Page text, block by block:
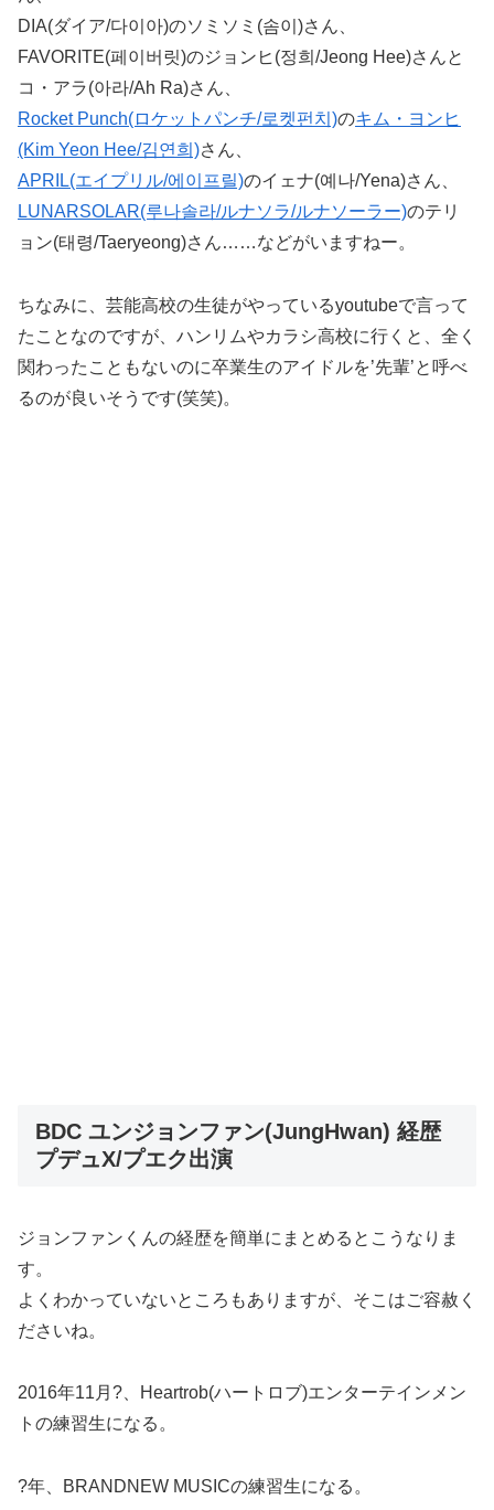
DIA(ダイア/다이아)のソミソミ(솜이)さん、
FAVORITE(페이버릿)のジョンヒ(정희/Jeong Hee)さんと
コ・アラ(아라/Ah Ra)さん、
Rocket Punch(ロケットパンチ/로켓펀치)のキム・ヨンヒ
(Kim Yeon Hee/김연희)さん、
APRIL(エイプリル/에이프릴)のイェナ(예나/Yena)さん、
LUNARSOLAR(루나솔라/ルナソラ/ルナソーラー)のテリ
ョン(태령/Taeryeong)さん……などがいますねー。
ちなみに、芸能高校の生徒がやっているyoutubeで言って
たことなのですが、ハンリムやカラシ高校に行くと、全く
関わったこともないのに卒業生のアイドルを’先輩’と呼べ
るのが良いそうです(笑笑)。
BDC ユンジョンファン(JungHwan) 経歴
プデュX/プエク出演
ジョンファンくんの経歴を簡単にまとめるとこうなりま
す。
よくわかっていないところもありますが、そこはご容赦く
ださいね。
2016年11月?、Heartrob(ハートロブ)エンターテインメン
トの練習生になる。
?年、BRANDNEW MUSICの練習生になる。